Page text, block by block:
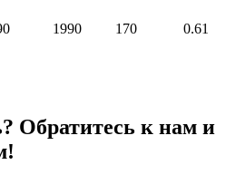
1990 170
0.61
Обратитесь к нам и